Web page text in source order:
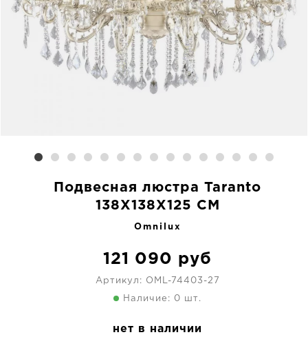
Подвесная люстра Taranto
138X138X125 CM
Omnilux
121 090 руб
Артикул: OML-74403-27
Наличие: 0 шт.
нет в наличии